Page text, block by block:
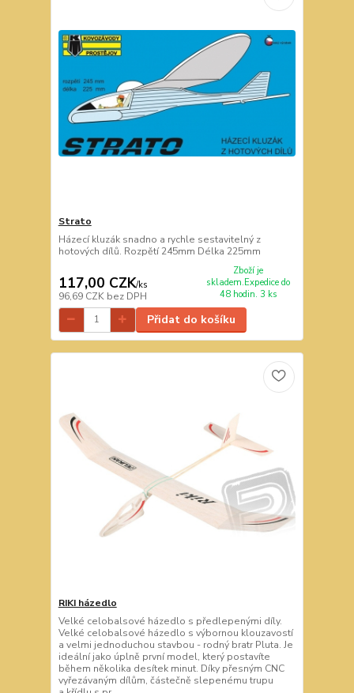
Strato
Házecí kluzák snadno a rychle sestavitelný z
hotových dílů. Rozpětí 245mm Délka 225mm
117,00 CZK/ks
96,69 CZK bez DPH
Zboží je
skladem.Expedice do
48 hodin. 3 ks
Přidat do košíku
RIKI házedlo
Velké celobalsové házedlo s předlepenými díly.
Velké celobalsové házedlo s výbornou klouzavostí
a velmi jednoduchou stavbou - rodný bratr Pluta. Je
ideální jako úplně první model, který postavíte
během několika desítek minut. Díky přesným CNC
vyřezávaným dílům, částečně slepenému trupu